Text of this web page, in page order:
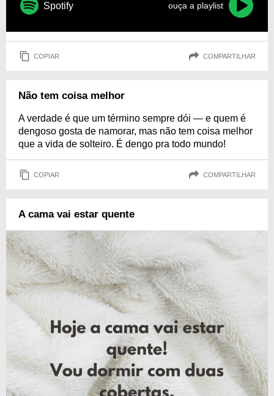
Spotify ouça a playlist
COPIAR COMPARTILHAR
Não tem coisa melhor
A verdade é que um término sempre dói — e quem é
dengoso gosta de namorar, mas não tem coisa melhor
que a vida de solteiro. É dengo pra todo mundo!
COPIAR COMPARTILHAR
A cama vai estar quente